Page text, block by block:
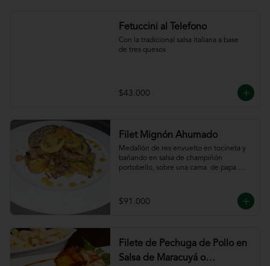
Fetuccini al Telefono
Con la tradicional salsa italiana a base
de tres quesos
$43.000
Filet Mignón Ahumado
Medallón de res envuelto en tocineta y
bañando en salsa de champiñón
portobello, sobre una cama  de papa
$91.000
Filete de Pechuga de Pollo en
Salsa de Maracuyá o